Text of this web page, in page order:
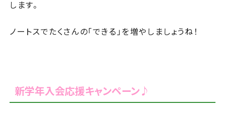
します。
ノートスでたくさんの「できる」を増やしましょうね！
新学年入会応援キャンペーン♪